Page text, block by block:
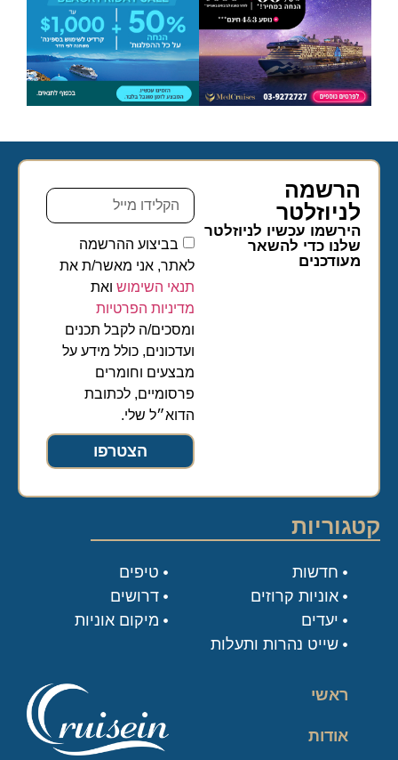
הרשמה
לניוזלטר​
הירשמו עכשיו לניוזלטר
שלנו כדי להשאר
מעודכנים
בביצוע ההרשמה
לאתר, אני מאשר/ת את
תנאי השימושואת
מדיניות הפרטיות
ומסכים/ה לקבל תכנים
ועדכונים, כולל מידע על
מבצעים וחומרים
פרסומיים, לכתובת
הדוא״ל שלי.
הצטרפו
ראשי
אודות
קטגוריות
טיפים
דרושים
מיקום אוניות
חדשות
אוניות קרוזים
יעדים
שייט נהרות ותעלות